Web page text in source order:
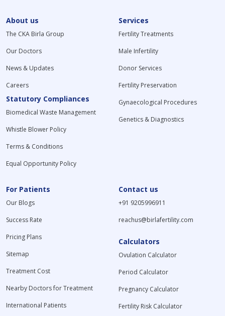
About us
The CKA Birla Group
Our Doctors
News & Updates
Careers
Statutory Compliances
Biomedical Waste Management
Whistle Blower Policy
Terms & Conditions
Equal Opportunity Policy
Services
Fertility Treatments
Male Infertility
Donor Services
Fertility Preservation
Gynaecological Procedures
Genetics & Diagnostics
For Patients
Our Blogs
Success Rate
Pricing Plans
Sitemap
Treatment Cost
Nearby Doctors for Treatment
International Patients
Contact us
+91 9205996911
reachus@birlafertility.com
Calculators
Ovulation Calculator
Period Calculator
Pregnancy Calculator
Fertility Risk Calculator